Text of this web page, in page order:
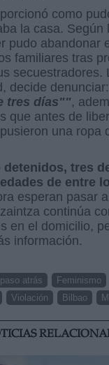
como
la casa. Según
pudo abandonar
familiares tras
secuestradores.
decide denunciar:
tres días"",
que antes de
una ropa
detenidos, tres
de entre
esperan pasar
continúa
en el domicilio,
información.
atrás
Feminismo
Violación Bilbao